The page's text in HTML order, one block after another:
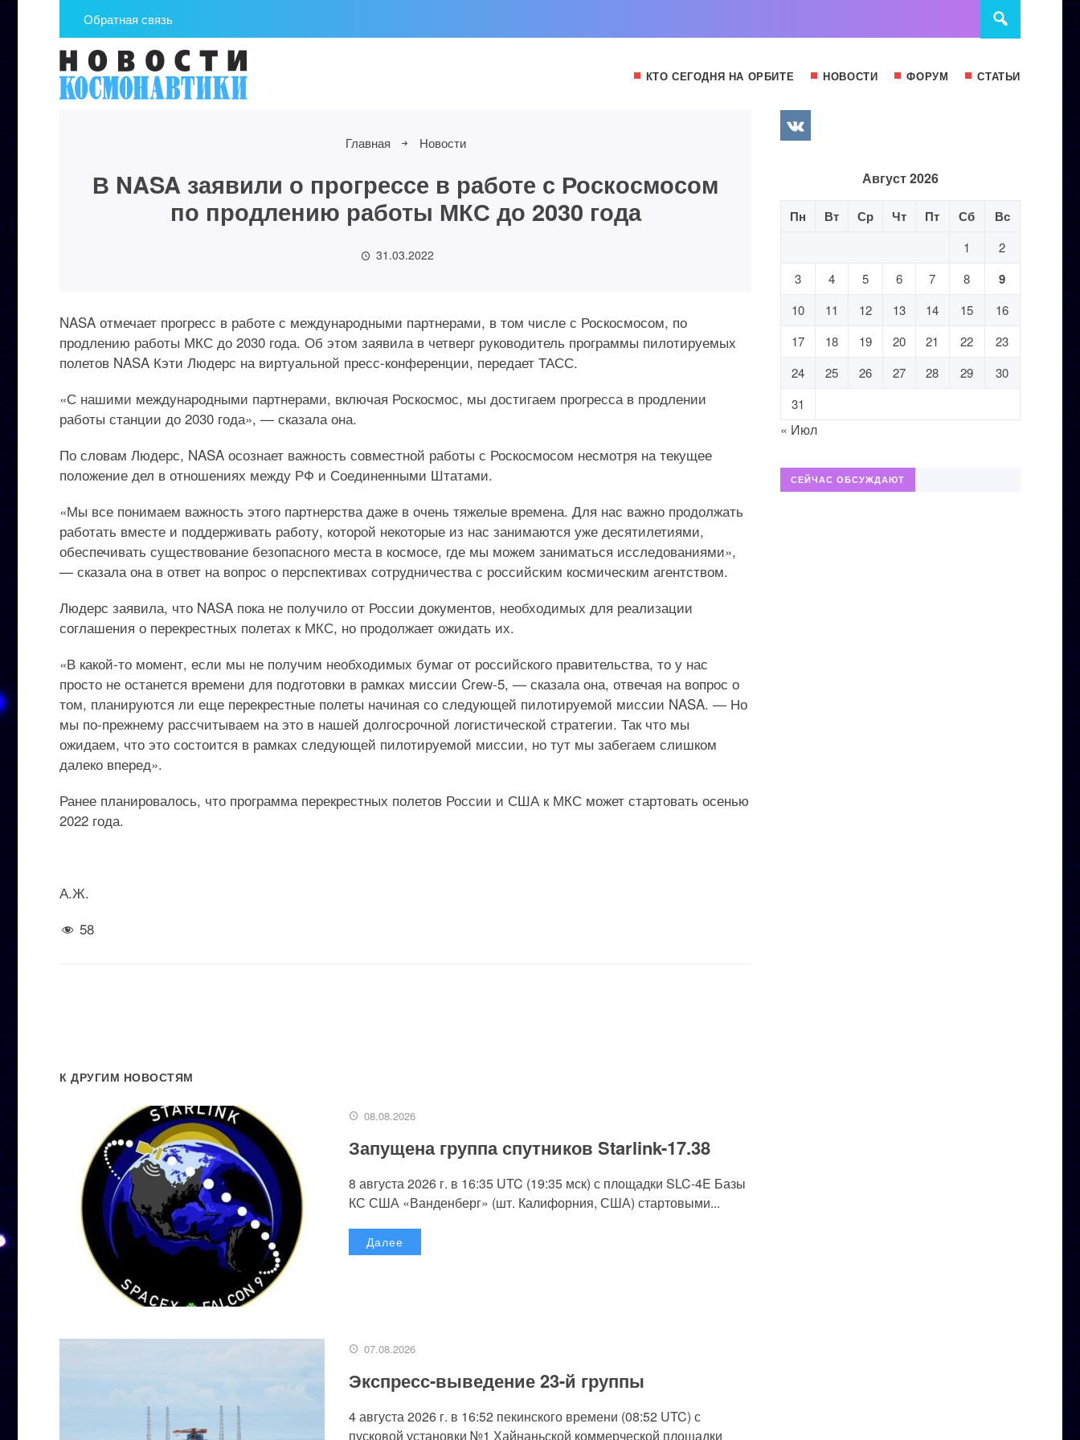
Обратная связь
КТО СЕГОДНЯ НА ОРБИТЕ НОВОСТИ ФОРУМ СТАТЬИ
Главная Новости
В NASA заявили о прогрессе в работе с Роскосмосом
по продлению работы МКС до 2030 года
31.03.2022
NASA отмечает прогресс в работе с международными партнерами, в том числе с Роскосмосом, по
продлению работы МКС до 2030 года. Об этом заявила в четверг руководитель программы пилотируемых
полетов NASA Кэти Людерс на виртуальной пресс-конференции, передает ТАСС.
«С нашими международными партнерами, включая Роскосмос, мы достигаем прогресса в продлении
работы станции до 2030 года», — сказала она.
По словам Людерс, NASA осознает важность совместной работы с Роскосмосом несмотря на текущее
положение дел в отношениях между РФ и Соединенными Штатами.
«Мы все понимаем важность этого партнерства даже в очень тяжелые времена. Для нас важно продолжать
работать вместе и поддерживать работу, которой некоторые из нас занимаются уже десятилетиями,
обеспечивать существование безопасного места в космосе, где мы можем заниматься исследованиями»,
— сказала она в ответ на вопрос о перспективах сотрудничества с российским космическим агентством.
Людерс заявила, что NASA пока не получило от России документов, необходимых для реализации
соглашения о перекрестных полетах к МКС, но продолжает ожидать их.
«В какой-то момент, если мы не получим необходимых бумаг от российского правительства, то у нас
просто не останется времени для подготовки в рамках миссии Crew-5, — сказала она, отвечая на вопрос о
том, планируются ли еще перекрестные полеты начиная со следующей пилотируемой миссии NASA. — Но
мы по-прежнему рассчитываем на это в нашей долгосрочной логистической стратегии. Так что мы
ожидаем, что это состоится в рамках следующей пилотируемой миссии, но тут мы забегаем слишком
далеко вперед».
Ранее планировалось, что программа перекрестных полетов России и США к МКС может стартовать осенью
2022 года.
А.Ж.
58
К ДРУГИМ НОВОСТЯМ
08.08.2026
Запущена группа спутников Starlink-17.38
8 августа 2026 г. в 16:35 UTC (19:35 мск) с площадки SLC-4E Базы
КС США «Ванденберг» (шт. Калифорния, США) стартовыми...
Далее
07.08.2026
Экспресс-выведение 23-й группы
4 августа 2026 г. в 16:52 пекинского времени (08:52 UTC) с
пусковой установки №1 Хайнаньской коммерческой площадки
Август 2026
Пн Вт Ср Чт Пт Сб Вс
1
2
3
4 5 6 7 8 9
10 11 12 13 14 15
16
17
18 19 20 21 22
23
24
25 26 27 28 29
30
31
« Июл
СЕЙЧАС ОБСУЖДАЮТ